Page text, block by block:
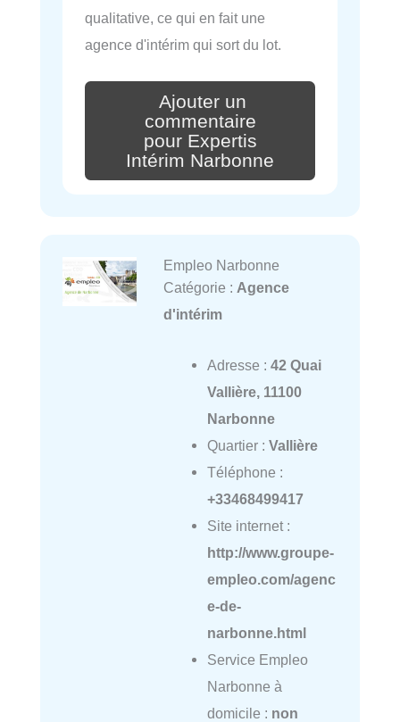
qualitative, ce qui en fait une
agence d'intérim qui sort du lot.
Ajouter un
commentaire
pour Expertis
Intérim Narbonne
Empleo Narbonne
Catégorie : Agence
d'intérim
Adresse : 42 Quai
Vallière, 11100
Narbonne
Quartier : Vallière
Téléphone :
+33468499417
Site internet :
http://www.groupe-
empleo.com/agenc
e-de-
narbonne.html
Service Empleo
Narbonne à
domicile : non